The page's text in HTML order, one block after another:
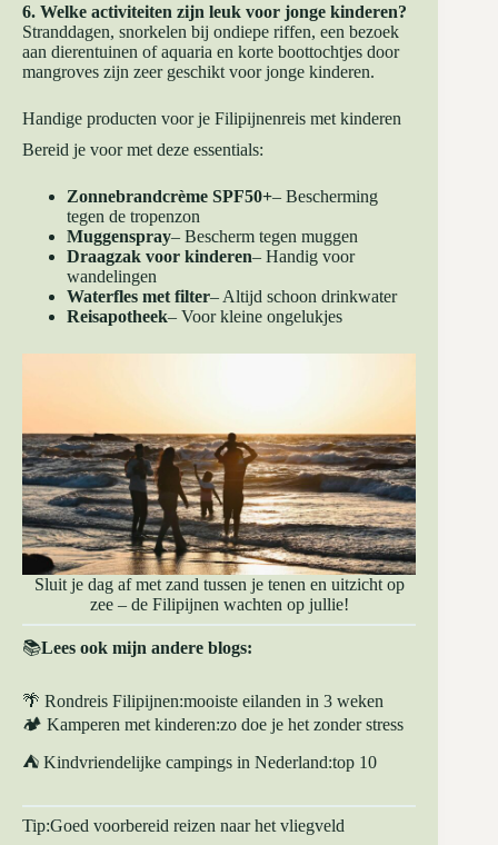
6. Welke activiteiten zijn leuk voor jonge kinderen?
Stranddagen, snorkelen bij ondiepe riffen, een bezoek
aan dierentuinen of aquaria en korte boottochtjes door
mangroves zijn zeer geschikt voor jonge kinderen.
Handige producten voor je Filipijnenreis met kinderen
Bereid je voor met deze essentials:
Zonnebrandcrème SPF50+– Bescherming
tegen de tropenzon
Muggenspray– Bescherm tegen muggen
Draagzak voor kinderen– Handig voor
wandelingen
Waterfles met filter– Altijd schoon drinkwater
Reisapotheek– Voor kleine ongelukjes
Sluit je dag af met zand tussen je tenen en uitzicht op
zee – de Filipijnen wachten op jullie!
📚Lees ook mijn andere blogs:
🌴 Rondreis Filipijnen:mooiste eilanden in 3 weken
🏕️ Kamperen met kinderen:zo doe je het zonder stress
⛺ Kindvriendelijke campings in Nederland:top 10
Tip:Goed voorbereid reizen naar het vliegveld